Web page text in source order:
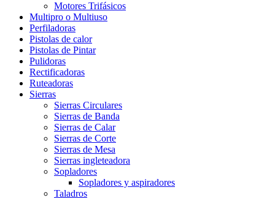
Motores Trifásicos
Multipro o Multiuso
Perfiladoras
Pistolas de calor
Pistolas de Pintar
Pulidoras
Rectificadoras
Ruteadoras
Sierras
Sierras Circulares
Sierras de Banda
Sierras de Calar
Sierras de Corte
Sierras de Mesa
Sierras ingleteadora
Sopladores
Sopladores y aspiradores
Taladros